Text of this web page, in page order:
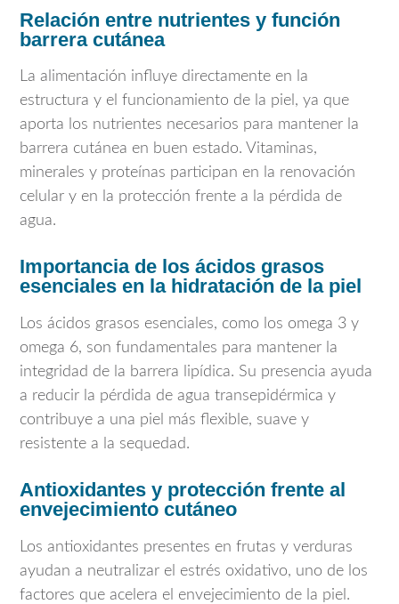
Relación entre nutrientes y función
barrera cutánea
La alimentación influye directamente en la
estructura y el funcionamiento de la piel, ya que
aporta los nutrientes necesarios para mantener la
barrera cutánea en buen estado. Vitaminas,
minerales y proteínas participan en la renovación
celular y en la protección frente a la pérdida de
agua.
Importancia de los ácidos grasos
esenciales en la hidratación de la piel
Los ácidos grasos esenciales, como los omega 3 y
omega 6, son fundamentales para mantener la
integridad de la barrera lipídica. Su presencia ayuda
a reducir la pérdida de agua transepidérmica y
contribuye a una piel más flexible, suave y
resistente a la sequedad.
Antioxidantes y protección frente al
envejecimiento cutáneo
Los antioxidantes presentes en frutas y verduras
ayudan a neutralizar el estrés oxidativo, uno de los
factores que acelera el envejecimiento de la piel.